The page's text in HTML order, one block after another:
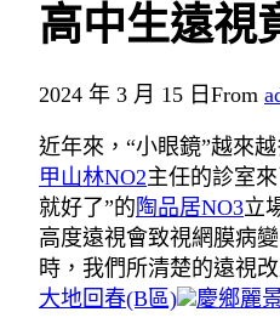
高中生遠視
2024 年 3 月 15 日 From
近年來，“小眼鏡”越來
甲山林NO2主任的診室
就好了”的 陶品居NO3立
高度遠視會致視網膜病
時，我們所清楚的遠視
大地回春(B區)
慶鄉麗